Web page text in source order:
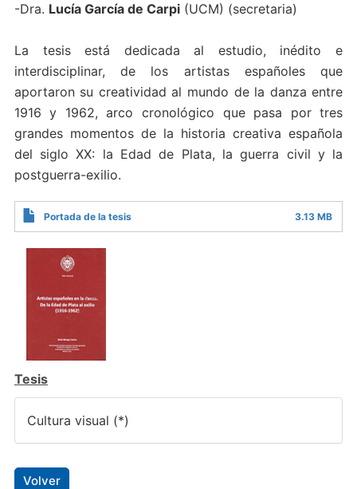
-Dra. Lucía García de Carpi(UCM) (secretaria)
La tesis está dedicada al estudio, inédito e
interdisciplinar, de los artistas españoles que
aportaron su creatividad al mundo de la danza entre
1916 y 1962, arco cronológico que pasa por tres
grandes momentos de la historia creativa española
del siglo XX: la Edad de Plata, la guerra civil y la
postguerra-exilio.
Portada de la tesis 3.13 MB
Tesis
Cultura visual (*)
Volver